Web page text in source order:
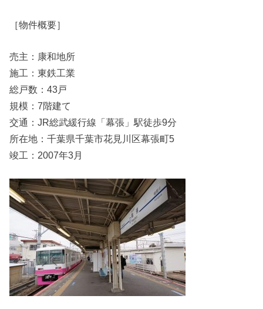
［物件概要］
売主：康和地所
施工：東鉄工業
総戸数：43戸
規模：7階建て
交通：JR総武緩行線「幕張」駅徒歩9分
所在地：千葉県千葉市花見川区幕張町5
竣工：2007年3月